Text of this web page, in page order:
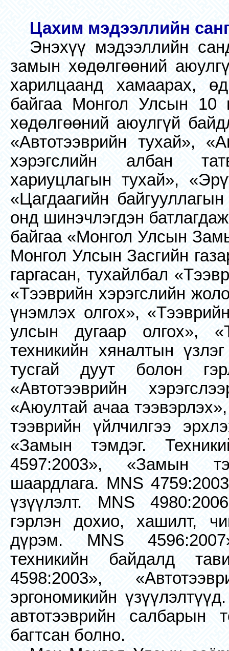
Цахим мэдээллийн
Энэхүү мэдээллийн
замын хөдөлгөөний
харилцаанд хамаарах,
байгаа Монгол Улсын 10
хөдөлгөөний аюулгүй
«Автотээврийн тухай»,
хэрэгслийн албан
хариуцлагын тухай»,
«Цагдаагийн
онд шинэчлэгдэн
байгаа «Монгол Улсын
Монгол Улсын Засгийн
гаргасан, тухайлбал
«Тээврийн хэрэгслийн
үнэмлэх олгох»,
улсын дугаар олгох»,
техникийн хяналтын
тусгай дуут болон
«Автотээврийн
«Аюултай ачаа
тээврийн үйлчилгээ
«Замын тэмдэг.
4597:2003», «Замын
шаардлага. MNS
үзүүлэлт. MNS
гэрлэн дохио, хашилт,
дүрэм. MNS
техникийн байдалд
4598:2003»,
эргономикийн
автотээврийн салбарын
багтсан болно.